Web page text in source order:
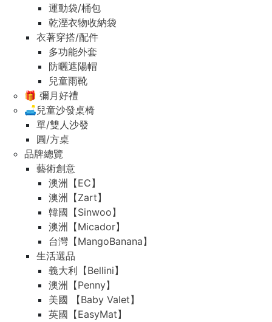
運動袋/桶包
乾溼衣物收納袋
衣著穿搭/配件
多功能外套
防曬遮陽帽
兒童雨靴
🎁 彌月好禮
🛋️兒童沙發桌椅
單/雙人沙發
圓/方桌
品牌總覽
藝術創意
澳洲【EC】
澳洲【Zart】
韓國【Sinwoo】
澳洲【Micador】
台灣【MangoBanana】
生活選品
義大利【Bellini】
澳洲【Penny】
美國 【Baby Valet】
英國【EasyMat】